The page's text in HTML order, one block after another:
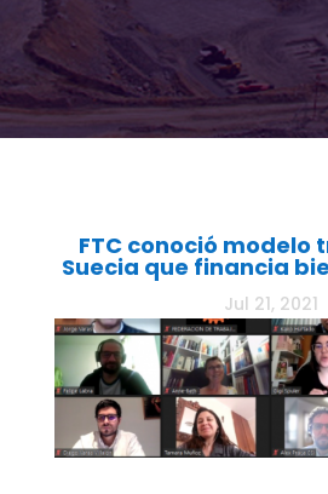
FTC conoció modelo
Suecia que financia
Jul 21, 2021